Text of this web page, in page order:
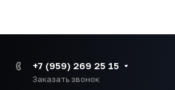
+7 (959) 269 25 15
Заказать звонок